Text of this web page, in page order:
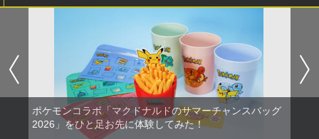
ポケモンコラボ「マクドナルドのサマーチャンスバッグ
2026」をひと足お先に体験してみた！